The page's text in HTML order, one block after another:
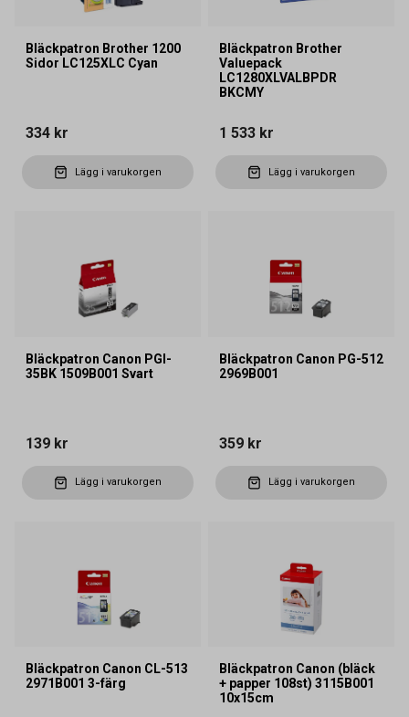
Bläckpatron Brother 1200
Sidor LC125XLC Cyan
334 kr
Lägg i varukorgen
Bläckpatron Brother
Valuepack
LC1280XLVALBPDR
BKCMY
1 533 kr
Lägg i varukorgen
Bläckpatron Canon PGI-
35BK 1509B001 Svart
139 kr
Lägg i varukorgen
Bläckpatron Canon PG-512
2969B001
359 kr
Lägg i varukorgen
Bläckpatron Canon CL-513
2971B001 3-färg
Bläckpatron Canon (bläck
+ papper 108st) 3115B001
10x15cm